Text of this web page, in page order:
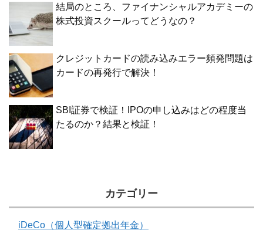
結局のところ、ファイナンシャルアカデミーの
株式投資スクールってどうなの？
クレジットカードの読み込みエラー頻発問題は
カードの再発行で解決！
SBI証券で検証！IPOの申し込みはどの程度当
たるのか？結果と検証！
カテゴリー
iDeCo（個人型確定拠出年金）